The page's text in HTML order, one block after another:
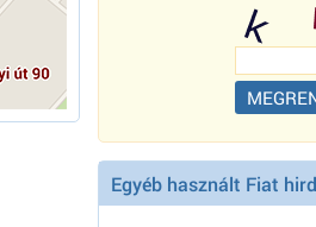
Egyéb használt Fiat